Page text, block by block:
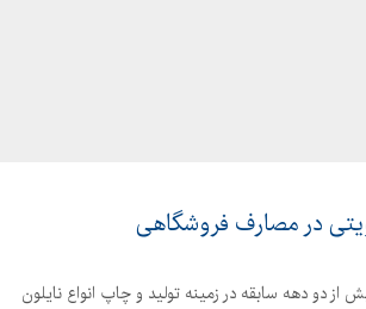
در مصارف فروشگاهی
دو دهه سابقه در زمینه تولید و چاپ انواع نایلون